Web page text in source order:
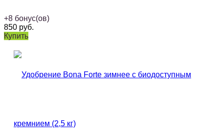
+8 бонус(ов)
850 руб.
Купить